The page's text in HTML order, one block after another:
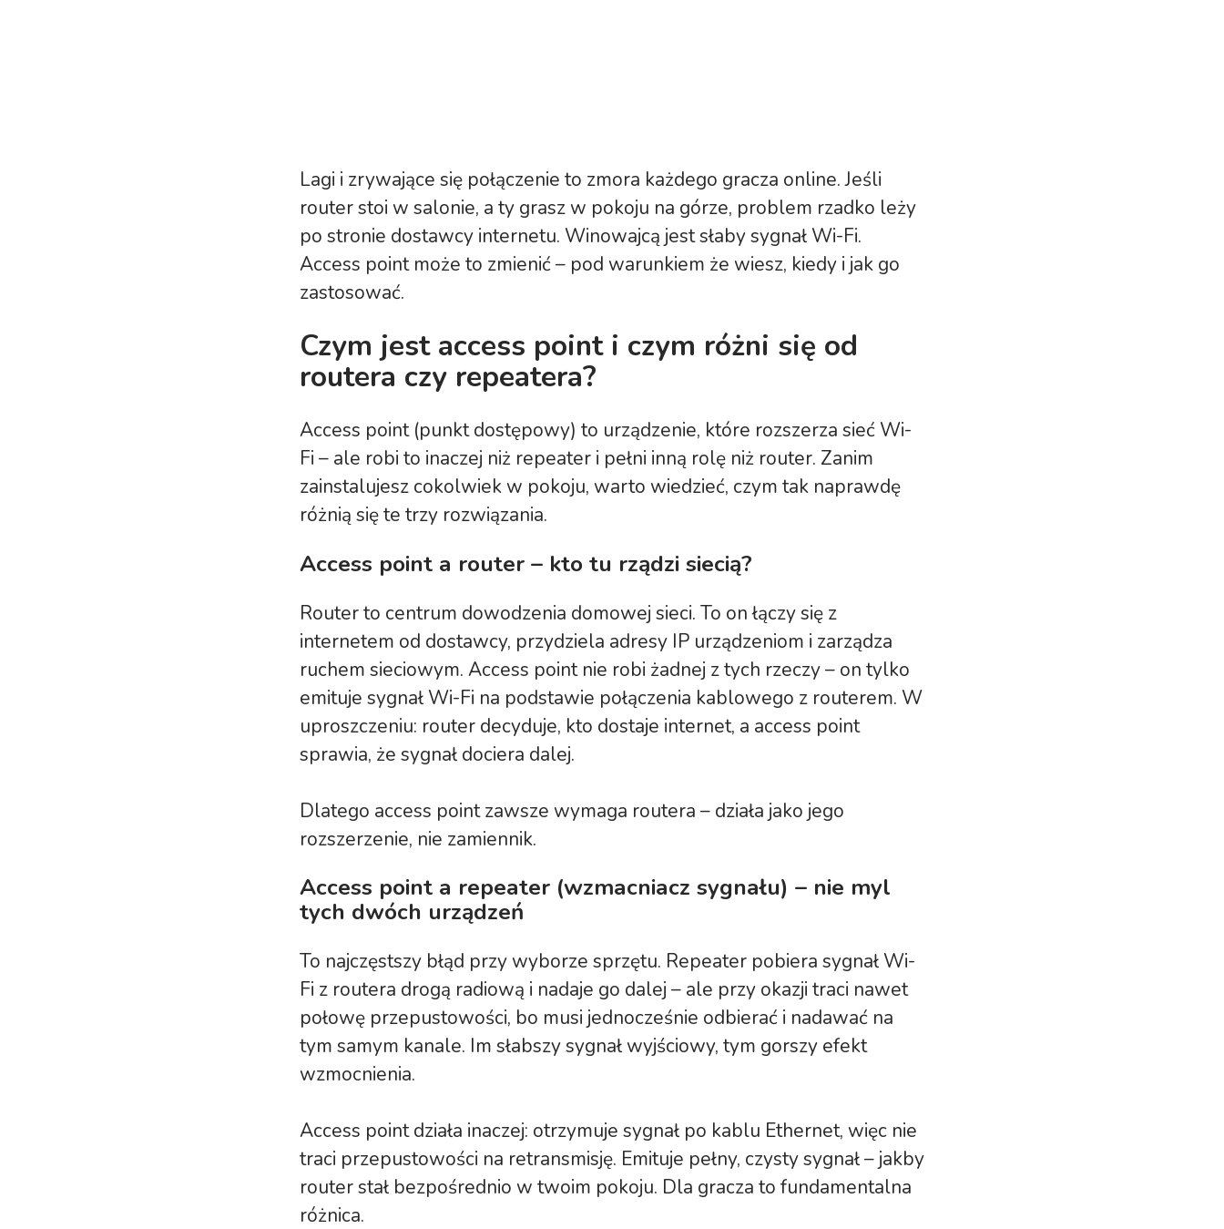
Lagi i zrywające się połączenie to zmora każdego gracza online. Jeśli
router stoi w salonie, a ty grasz w pokoju na górze, problem rzadko leży
po stronie dostawcy internetu. Winowajcą jest słaby sygnał Wi-Fi.
Access point może to zmienić – pod warunkiem że wiesz, kiedy i jak go
zastosować.
Czym jest access point i czym różni się od
routera czy repeatera?
Access point (punkt dostępowy) to urządzenie, które rozszerza sieć Wi-
Fi – ale robi to inaczej niż repeater i pełni inną rolę niż router. Zanim
zainstalujesz cokolwiek w pokoju, warto wiedzieć, czym tak naprawdę
różnią się te trzy rozwiązania.
Access point a router – kto tu rządzi siecią?
Router to centrum dowodzenia domowej sieci. To on łączy się z
internetem od dostawcy, przydziela adresy IP urządzeniom i zarządza
ruchem sieciowym. Access point nie robi żadnej z tych rzeczy – on tylko
emituje sygnał Wi-Fi na podstawie połączenia kablowego z routerem. W
uproszczeniu: router decyduje, kto dostaje internet, a access point
sprawia, że sygnał dociera dalej.
Dlatego access point zawsze wymaga routera – działa jako jego
rozszerzenie, nie zamiennik.
Access point a repeater (wzmacniacz sygnału) – nie myl
tych dwóch urządzeń
To najczęstszy błąd przy wyborze sprzętu. Repeater pobiera sygnał Wi-
Fi z routera drogą radiową i nadaje go dalej – ale przy okazji traci nawet
połowę przepustowości, bo musi jednocześnie odbierać i nadawać na
tym samym kanale. Im słabszy sygnał wyjściowy, tym gorszy efekt
wzmocnienia.
Access point działa inaczej: otrzymuje sygnał po kablu Ethernet, więc nie
traci przepustowości na retransmisję. Emituje pełny, czysty sygnał – jakby
router stał bezpośrednio w twoim pokoju. Dla gracza to fundamentalna
różnica.